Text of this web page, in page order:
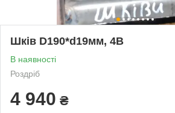
Шків D190*d19мм, 4В
В наявності
Роздріб
4 940 ₴